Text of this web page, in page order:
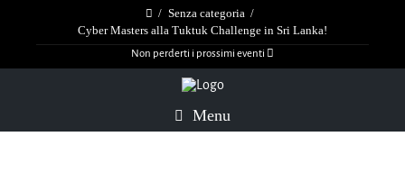
/ Senza categoria /
Cyber Masters alla Tuktuk Challenge in Sri Lanka!
Non perderti i prossimi eventi
Menu